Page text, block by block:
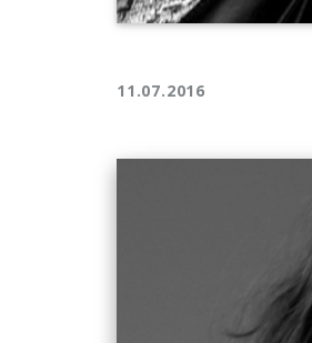
11.07.2016